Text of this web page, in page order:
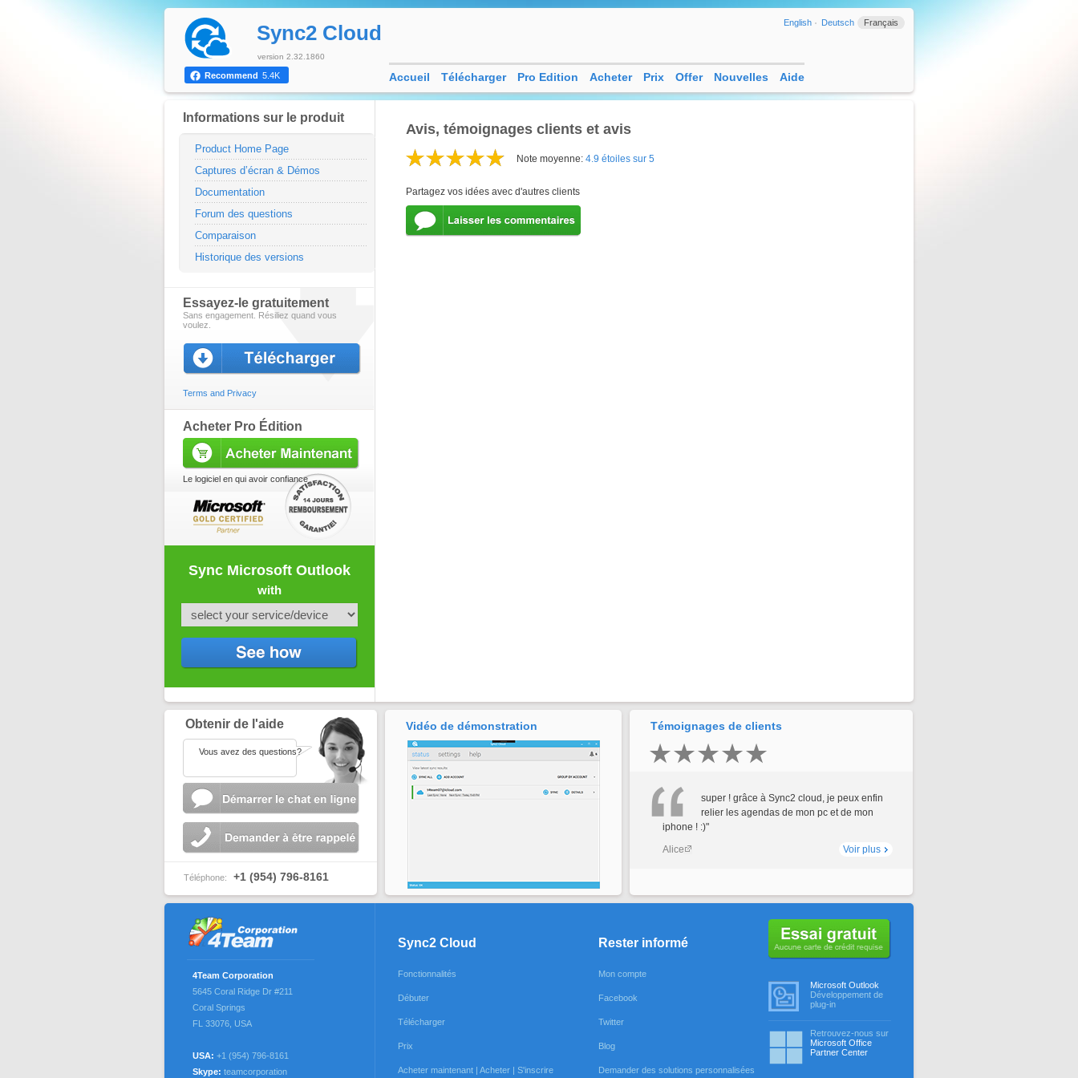
Avis, témoignages clients et avis
Note moyenne: 4.9 étoiles sur 5
Partagez vos idées avec d'autres clients
Informations sur le produit
Product Home Page
Captures d’écran & Démos
Documentation
Forum des questions
Comparaison
Historique des versions
Essayez-le gratuitement
Sans engagement. Résiliez quand vous
voulez.
Terms and Privacy
Acheter Pro Édition
Le logiciel en qui avoir confiance
Sync Microsoft Outlook
with
Sync2 Cloud
version 2.32.1860
English Deutsch Français
Accueil Télécharger Pro Edition Acheter Prix Offer Nouvelles Aide
Recommend 5.4K
Obtenir de l'aide
Vous avez des questions?
Téléphone: +1 (954) 796-8161
Vidéo de démonstration Témoignages de clients
super ! grâce à Sync2 cloud, je peux enfin
relier les agendas de mon pc et de mon
iphone ! :)"
Alice
Voir plus
4Team Corporation
5645 Coral Ridge Dr #211
Coral Springs
FL 33076 USA
USA: +1 (954) 796-8161
Skype: teamcorporation
Sync2 Cloud
Fonctionnalités
Débuter
Télécharger
Prix
Acheter maintenant | Acheter | S'inscrire
Rester informé
Mon compte
Facebook
Twitter
Blog
Demander des solutions personnalisées
Aucune carte de crédit requise
Microsoft Outlook
Développement de
plug-in
Retrouvez-nous sur
Microsoft Office
Partner Center